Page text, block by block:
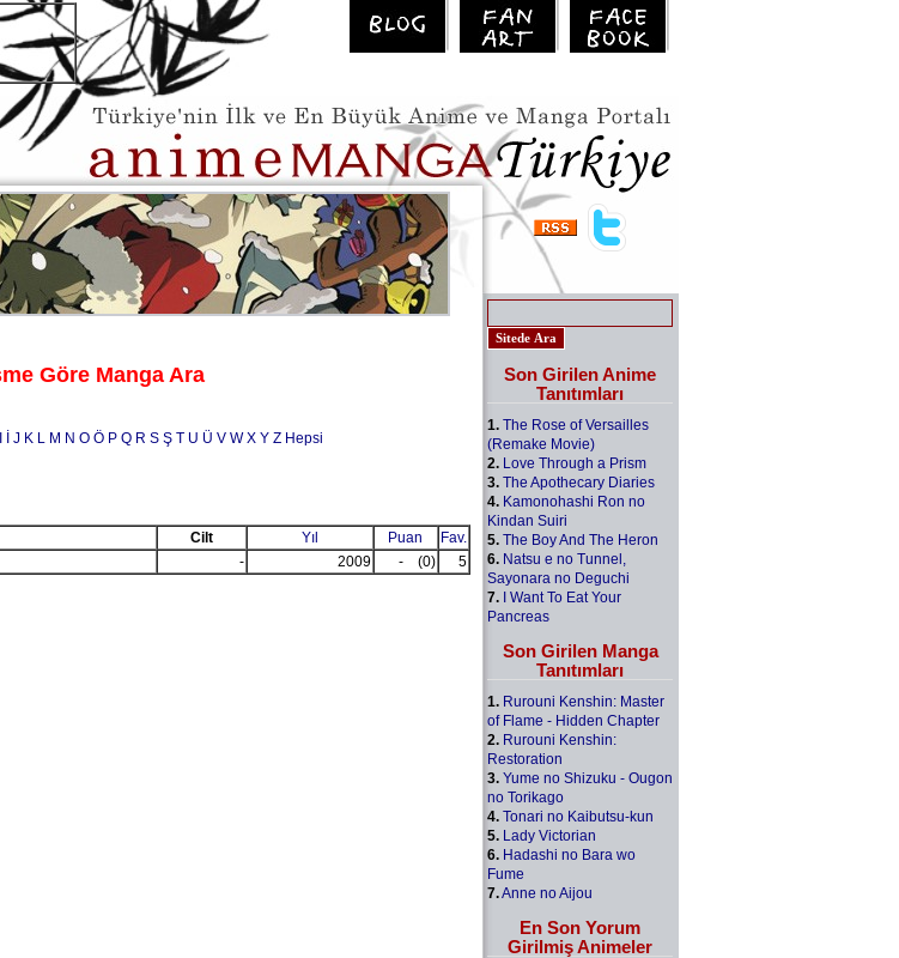
Göre Manga Ara
J K L M N O Ö P Q R S Ş T U Ü V W X Y Z Hepsi
Cilt Yıl Puan
Fav.
- 2009 - (0) 5
Son Girilen Anime
Tanıtımları
1. The Rose of Versailles
(Remake Movie)
2. Love Through a Prism
3. The Apothecary Diaries
4. Kamonohashi Ron no
Kindan Suiri
5. The Boy And The Heron
6. Natsu e no Tunnel,
Sayonara no Deguchi
7. I Want To Eat Your
Pancreas
Son Girilen Manga
Tanıtımları
1. Rurouni Kenshin: Master
of Flame - Hidden Chapter
2. Rurouni Kenshin:
Restoration
3. Yume no Shizuku - Ougon
no Torikago
4. Tonari no Kaibutsu-kun
5. Lady Victorian
6. Hadashi no Bara wo
Fume
7.Anne no Aijou
En Son Yorum
Girilmiş Animeler